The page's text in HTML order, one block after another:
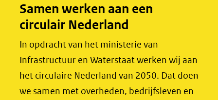
o
k
(opent
nieuw
I
n
(opent
nieuw
Samen werken aan een
circulair Nederland
In opdracht van het ministerie van
Infrastructuur en Waterstaat werken wij aan
het circulaire Nederland van 2050. Dat doen
we samen met overheden, bedrijfsleven en